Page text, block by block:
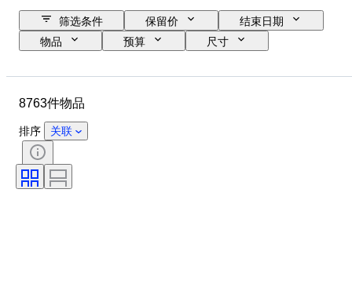
筛选条件 保留价
结束日期
物品
预算
尺寸
签名
版
8763件物品
排序 关联